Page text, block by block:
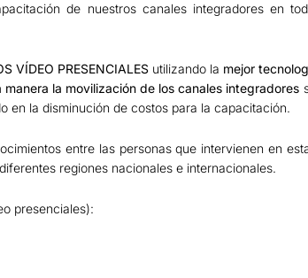
de nuestros canales integradores en
VÍDEO PRESENCIALES utilizando la mejor
la movilización de los canales integradores
en la disminución de costos para la capacitación.
entre las personas que intervienen en
regiones nacionales e internacionales.
presenciales):